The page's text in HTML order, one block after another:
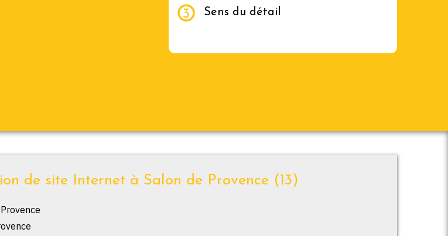
Sens du détail
de site Internet à Salon de Provence (13)